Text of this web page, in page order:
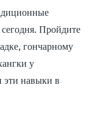
Пройдите
гончарному
у
эти навыки в